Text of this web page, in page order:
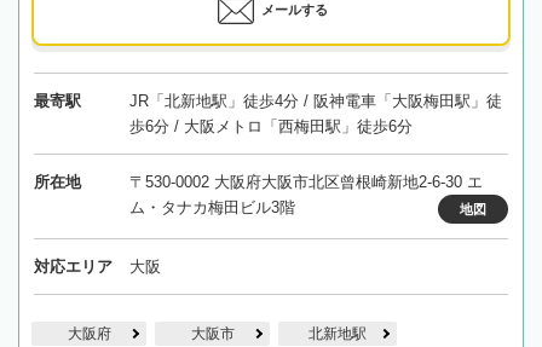
メールする
最寄駅
JR「北新地駅」徒歩4分 / 阪神電車「大阪梅田駅」徒
歩6分 / 大阪メトロ「西梅田駅」徒歩6分
所在地
〒530-0002 大阪府大阪市北区曾根崎新地2-6-30 エ
ム・タナカ梅田ビル3階
地図
対応エリア 大阪
大阪府 大阪市 北新地駅